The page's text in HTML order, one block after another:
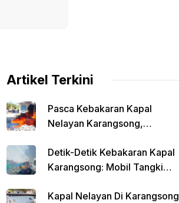
Artikel Terkini
Pasca Kebakaran Kapal
Nelayan Karangsong,
Solar Diawasi
Detik-Detik Kebakaran Kapal
Karangsong: Mobil Tangki
Lokasi Saat Api Membesar
Kapal Nelayan Di Karangsong